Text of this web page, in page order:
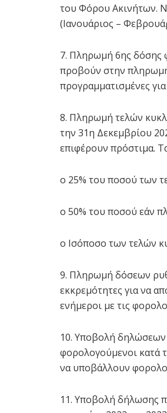
του Φόρου Ακινήτων.
(Ιανουάριος –
7. Πληρωμή 6ης δόσης
προβούν στην πληρωμή
προγραμματισμένες
8. Πληρωμή τελών
την 31η Δεκεμβρίου
επιφέρουν πρόστιμα.
o 25% του ποσού των
o 50% του ποσού εάν
o Ισόποσο των τελών
9. Πληρωμή δόσεων
εκκρεμότητες για να
ενήμεροι με τις
10. Υποβολή δηλώσεων
φορολογούμενοι κατά
να υποβάλλουν
11. Υποβολή δήλωσης